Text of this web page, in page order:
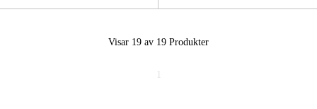
Visar 19 av 19 Produkter